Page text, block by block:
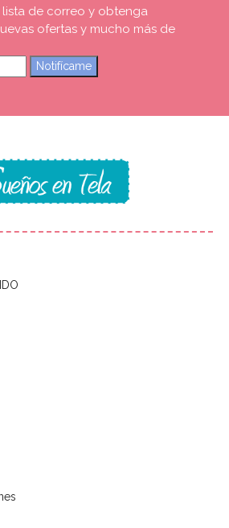
lista de correo y obtenga
ofertas y mucho más de
Notifícame